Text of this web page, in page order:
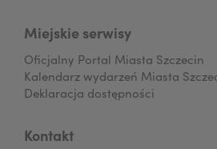
Miejskie serwisy
Oficjalny Portal Miasta Szczecin
Kalendarz wydarzeń Miasta
Deklaracja dostępności
Kontakt